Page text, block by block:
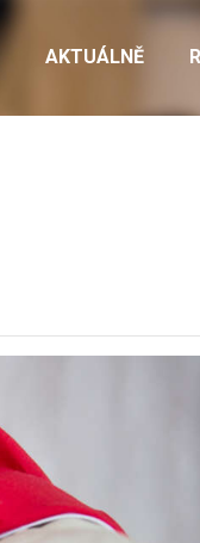
AKTUÁLNĚ